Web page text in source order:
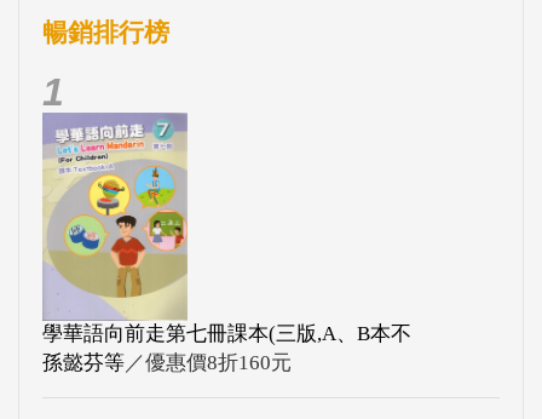
暢銷排行榜
1
學華語向前走第七冊課本(三版,A、B本不
孫懿芬等／優惠價8折160元